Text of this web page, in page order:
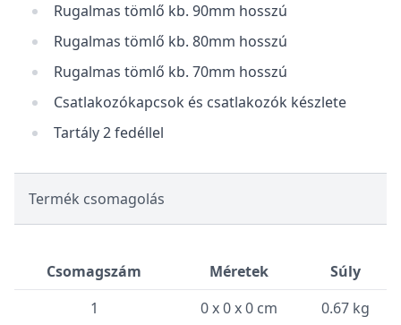
Rugalmas tömlő kb. 90mm hosszú
Rugalmas tömlő kb. 80mm hosszú
Rugalmas tömlő kb. 70mm hosszú
Csatlakozókapcsok és csatlakozók készlete
Tartály 2 fedéllel
Termék csomagolás
Csomagszám Méretek
Súly
1
0 x 0 x 0 cm 0.67 kg